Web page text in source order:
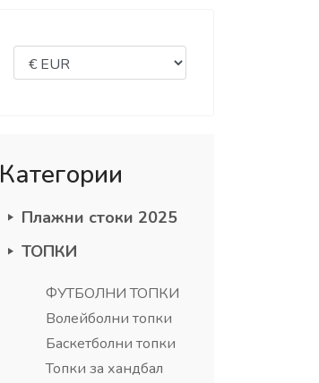
Категории
Плажни стоки 2025
ТОПКИ
ФУТБОЛНИ ТОПКИ
Волейболни топки
Баскетболни топки
Топки за хандбал